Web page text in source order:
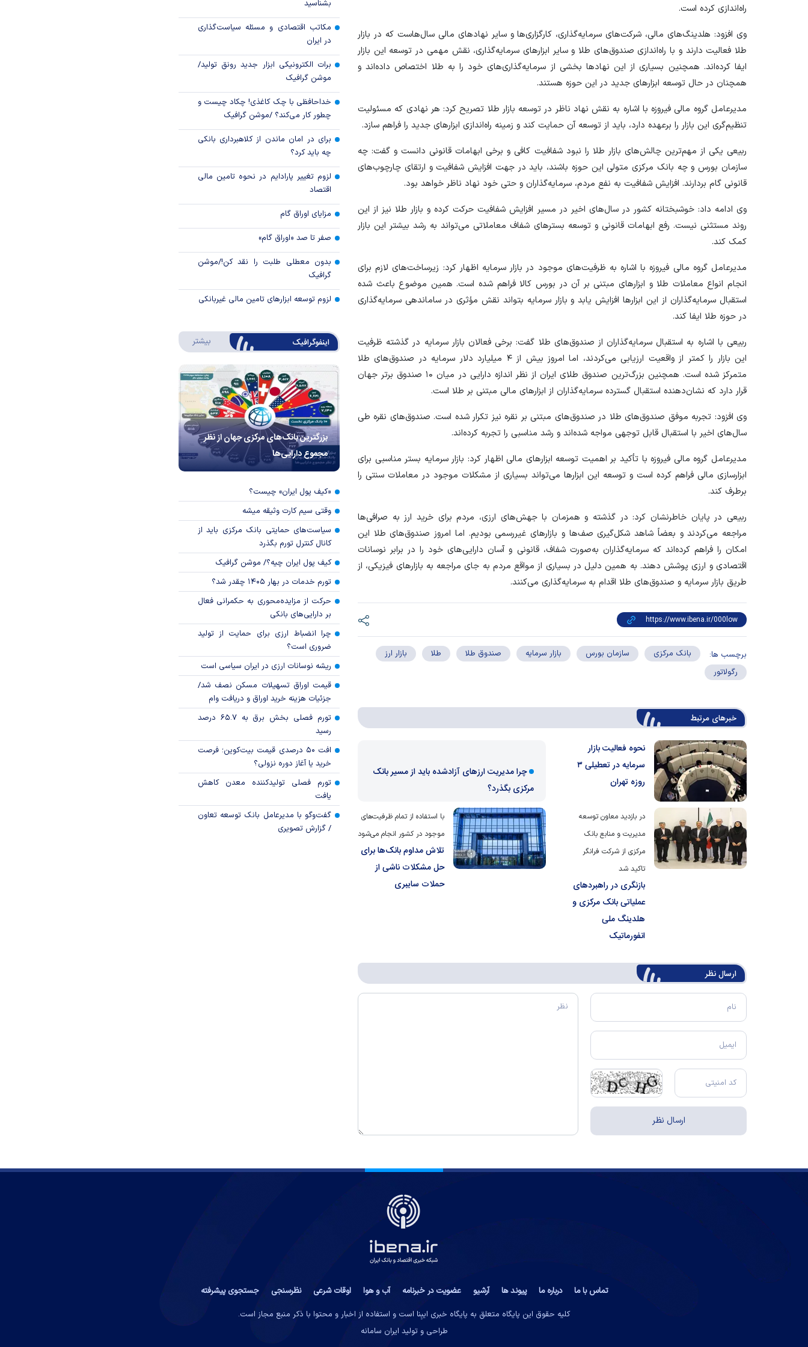
راه‌اندازی کرده است.
وی افزود: هلدینگ‌های مالی، شرکت‌های سرمایه‌گذاری، کارگزاری‌ها و سایر نهاد‌های مالی سال‌هاست که در بازار
طلا فعالیت دارند و با راه‌اندازی صندوق‌های طلا و سایر ابزار‌های سرمایه‌گذاری، نقش مهمی در توسعه این بازار
ایفا کرده‌اند. همچنین بسیاری از این نهاد‌ها بخشی از سرمایه‌گذاری‌های خود را به طلا اختصاص داده‌اند و
همچنان در حال توسعه ابزار‌های جدید در این حوزه هستند.
مدیرعامل گروه مالی فیروزه با اشاره به نقش نهاد ناظر در توسعه بازار طلا تصریح کرد: هر نهادی که مسئولیت
تنظیم‌گری این بازار را برعهده دارد، باید از توسعه آن حمایت کند و زمینه راه‌اندازی ابزار‌های جدید را فراهم سازد.
ربیعی یکی از مهم‌ترین چالش‌های بازار طلا را نبود شفافیت کافی و برخی ابهامات قانونی دانست و گفت: چه
سازمان بورس و چه بانک مرکزی متولی این حوزه باشند، باید در جهت افزایش شفافیت و ارتقای چارچوب‌های
قانونی گام بردارند. افزایش شفافیت به نفع مردم، سرمایه‌گذاران و حتی خود نهاد ناظر خواهد بود.
وی ادامه داد: خوشبختانه کشور در سال‌های اخیر در مسیر افزایش شفافیت حرکت کرده و بازار طلا نیز از این
روند مستثنی نیست. رفع ابهامات قانونی و توسعه بستر‌های شفاف معاملاتی می‌تواند به رشد بیشتر این بازار
کمک کند.
مدیرعامل گروه مالی فیروزه با اشاره به ظرفیت‌های موجود در بازار سرمایه اظهار کرد: زیرساخت‌های لازم برای
انجام انواع معاملات طلا و ابزار‌های مبتنی بر آن در بورس کالا فراهم شده است. همین موضوع باعث شده
استقبال سرمایه‌گذاران از این ابزار‌ها افزایش یابد و بازار سرمایه بتواند نقش مؤثری در ساماندهی سرمایه‌گذاری
در حوزه طلا ایفا کند.
ربیعی با اشاره به استقبال سرمایه‌گذاران از صندوق‌های طلا گفت: برخی فعالان بازار سرمایه در گذشته ظرفیت
این بازار را کمتر از واقعیت ارزیابی می‌کردند، اما امروز بیش از ۴ میلیارد دلار سرمایه در صندوق‌های طلا
متمرکز شده است. همچنین بزرگ‌ترین صندوق طلای ایران از نظر اندازه دارایی در میان ۱۰ صندوق برتر جهان
قرار دارد که نشان‌دهنده استقبال گسترده سرمایه‌گذاران از ابزار‌های مالی مبتنی بر طلا است.
وی افزود: تجربه موفق صندوق‌های طلا در صندوق‌های مبتنی بر نقره نیز تکرار شده است. صندوق‌های نقره طی
سال‌های اخیر با استقبال قابل توجهی مواجه شده‌اند و رشد مناسبی را تجربه کرده‌اند.
مدیرعامل گروه مالی فیروزه با تأکید بر اهمیت توسعه ابزار‌های مالی اظهار کرد: بازار سرمایه بستر مناسبی برای
ابزارسازی مالی فراهم کرده است و توسعه این ابزار‌ها می‌تواند بسیاری از مشکلات موجود در معاملات سنتی را
برطرف کند.
ربیعی در پایان خاطرنشان کرد: در گذشته و همزمان با جهش‌های ارزی، مردم برای خرید ارز به صرافی‌ها
مراجعه می‌کردند و بعضاً شاهد شکل‌گیری صف‌ها و بازار‌های غیررسمی بودیم. اما امروز صندوق‌های طلا این
امکان را فراهم کرده‌اند که سرمایه‌گذاران به‌صورت شفاف، قانونی و آسان دارایی‌های خود را در برابر نوسانات
اقتصادی و ارزی پوشش دهند. به همین دلیل در بسیاری از مواقع مردم به جای مراجعه به بازار‌های فیزیکی، از
طریق بازار سرمایه و صندوق‌های طلا اقدام به سرمایه‌گذاری می‌کنند.
برچسب ها: بانک مرکزی سازمان بورس بازار سرمایه صندوق طلا طلا
بازار ارز
رگولاتور
خبرهای مرتبط
نحوه فعالیت بازار
سرمایه در تعطیلی ۳
روزه تهران
چرا مدیریت ارز‌های آزادشده باید از مسیر بانک
مرکزی بگذرد؟
در بازدید معاون توسعه
مدیریت و منابع بانک
مرکزی از شرکت فرانگر
تاکید شد
بازنگری در راهبردهای
عملیاتی بانک مرکزی و
هلدینگ ملی
انفورماتیک
با استفاده از تمام ظرفیت‌های
موجود در کشور انجام می‌شود
تلاش مداوم بانک‌ها برای
حل مشکلات ناشی از
حملات سایبری
ارسال‌ نظر
قیمت دلار و یورو مرکز مبادله ایران؛
امروز پنجشنبه ۱۵ مرداد ۱۴۰۵
سقوط ارزهای صادراتی در سیاهچاله
کارت‌های بازرگانی
بشناسید
مکاتب اقتصادی و مسئله سیاست‌گذاری
در ایران
برات الکترونیکی ابزار جدید رونق تولید/
موشن گرافیک
خداحافظی با چک کاغذی! چکاد چیست و
چطور کار می‌کند؟ /موشن گرافیک
برای در امان ماندن از کلاهبرداری بانکی
چه باید کرد؟
لزوم تغییر پارادایم در نحوه تامین مالی
اقتصاد
مزایای اوراق گام
صفر تا صد «اوراق گام»
بدون معطلی طلبت را نقد کن!/موشن
گرافیک
لزوم توسعه ابزارهای تامین مالی غیربانکی
اینفوگرافیک بیشتر درباره اینفوگرافیک
بزرگترین بانک‌های مرکزی جهان از نظر
مجموع دارایی‌ها
«کیف پول ایران» چیست؟
وقتی سیم کارت وثیقه میشه
سیاست‌های حمایتی بانک مرکزی باید از
کانال کنترل تورم بگذرد
کیف پول ایران چیه؟/ موشن گرافیک
تورم خدمات در بهار ۱۴۰۵ چقدر شد؟
حرکت از مزایده‌محوری به حکمرانی فعال
بر دارایی‌های بانکی
چرا انضباط ارزی برای حمایت از تولید
ضروری است؟
ریشه نوسانات ارزی در ایران سیاسی است
قیمت اوراق تسهیلات مسکن نصف شد/
جزئیات هزینه خرید اوراق و دریافت وام
تورم فصلی بخش برق به ۶۵.۷ درصد
رسید
افت ۵۰ درصدی قیمت بیت‌کوین؛ فرصت
خرید یا آغاز دوره نزولی؟
تورم فصلی تولیدکننده معدن کاهش
یافت
گفت‌وگو با مدیرعامل بانک توسعه تعاون
/ گزارش تصویری
تماس با ما درباره ما پیوند ها آرشیو عضویت در خبرنامه آب و هوا اوقات شرعی نظرسنجی
جستجوی پیشرفته
کلیه حقوق این پایگاه متعلق به پایگاه خبری ایبِنا است و استفاده از اخبار و محتوا با ذکر منبع مجاز است.
طراحی و تولید ایران سامانه